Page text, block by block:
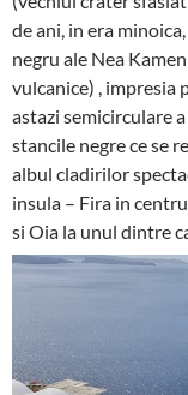
de ani, in era
negru ale Nea
vulcanice) , impresia
astazi semicirculare
stancile negre ce se
albul cladirilor
insula – Fira in
si Oia la unul dintre